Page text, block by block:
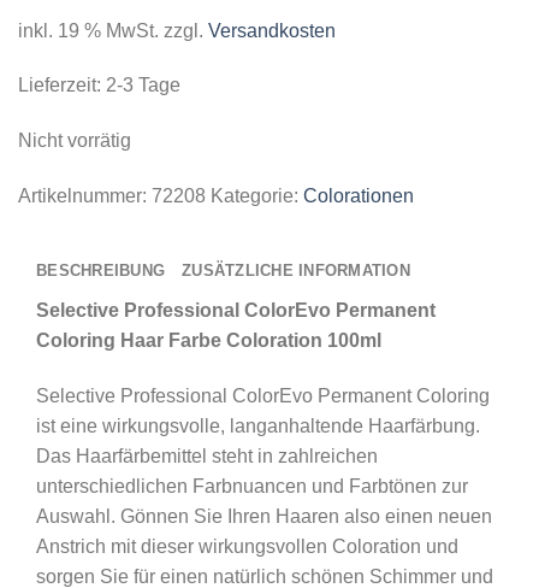
inkl. 19 % MwSt. zzgl. Versandkosten
Lieferzeit: 2-3 Tage
Nicht vorrätig
Artikelnummer: 72208 Kategorie: Colorationen
BESCHREIBUNG ZUSÄTZLICHE INFORMATION
Selective Professional ColorEvo Permanent
Coloring Haar Farbe Coloration 100ml
Selective Professional ColorEvo Permanent Coloring
ist eine wirkungsvolle, langanhaltende Haarfärbung.
Das Haarfärbemittel steht in zahlreichen
unterschiedlichen Farbnuancen und Farbtönen zur
Auswahl. Gönnen Sie Ihren Haaren also einen neuen
Anstrich mit dieser wirkungsvollen Coloration und
sorgen Sie für einen natürlich schönen Schimmer und